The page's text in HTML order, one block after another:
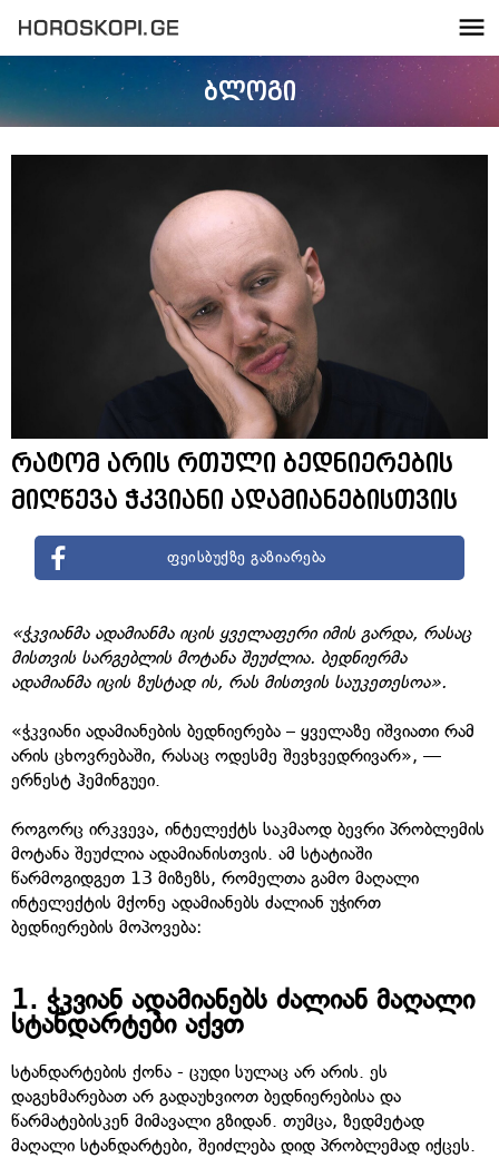
ბლოგი
რატომ არის რთული ბედნიერების
მიღწევა ჭკვიანი ადამიანებისთვის
ფეისბუქზე გაზიარება
«ჭკვიანმა ადამიანმა იცის ყველაფერი იმის გარდა, რასაც
მისთვის სარგებლის მოტანა შეუძლია. ბედნიერმა
ადამიანმა იცის ზუსტად ის, რას მისთვის საუკეთესოა».
«ჭკვიანი ადამიანების ბედნიერება – ყველაზე იშვიათი რამ
არის ცხოვრებაში, რასაც ოდესმე შევხვედრივარ», —
ერნესტ ჰემინგუეი.
როგორც ირკვევა, ინტელექტს საკმაოდ ბევრი პრობლემის
მოტანა შეუძლია ადამიანისთვის. ამ სტატიაში
წარმოგიდგეთ 13 მიზეზს, რომელთა გამო მაღალი
ინტელექტის მქონე ადამიანებს ძალიან უჭირთ
ბედნიერების მოპოვება:
1. ჭკვიან ადამიანებს ძალიან მაღალი
სტანდარტები აქვთ
სტანდარტების ქონა - ცუდი სულაც არ არის. ეს
დაგეხმარებათ არ გადაუხვიოთ ბედნიერებისა და
წარმატებისკენ მიმავალი გზიდან. თუმცა, ზედმეტად
მაღალი სტანდარტები, შეიძლება დიდ პრობლემად იქცეს.